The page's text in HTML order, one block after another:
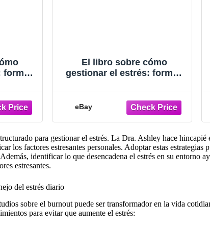
El libro sobre cómo
gestionar el estrés: formas
eBay
para gestionar el estrés. La Dra. Ashley hace hincapié
los factores estresantes personales. Adoptar estas estrategias
identificar lo que desencadena el estrés en su entorno
estresantes.
del estrés diario
sobre el burnout puede ser transformador en la vida
para evitar que aumente el estrés: